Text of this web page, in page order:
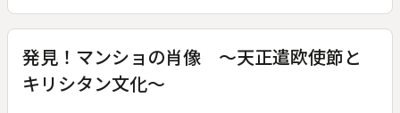
「やぎ座Ｏ型」「キャリアアドバイザー」「連続サラリーマン
小説 がんばれ川上くん」をおくる。
発見！マンショの肖像 ～天正遣欧使節と
キリシタン文化～